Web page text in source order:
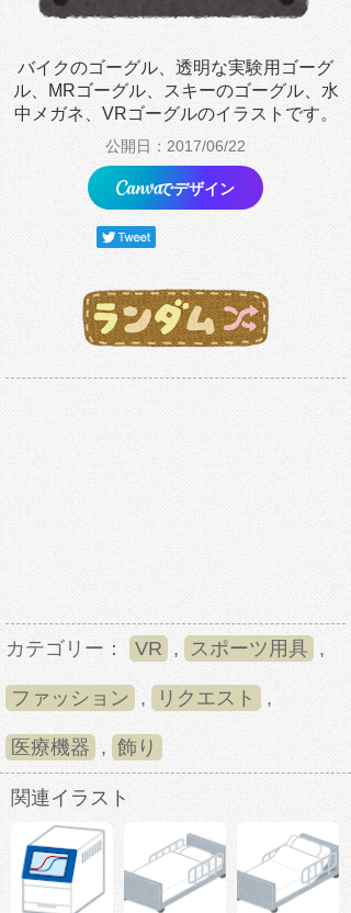
バイクのゴーグル、透明な実験用ゴーグ
ル、MRゴーグル、スキーのゴーグル、水
中メガネ、VRゴーグルのイラストです。
公開日：2017/06/22
でデザイン
カテゴリー： VR , スポーツ用具 ,
ファッション , リクエスト ,
医療機器 , 飾り
関連イラスト